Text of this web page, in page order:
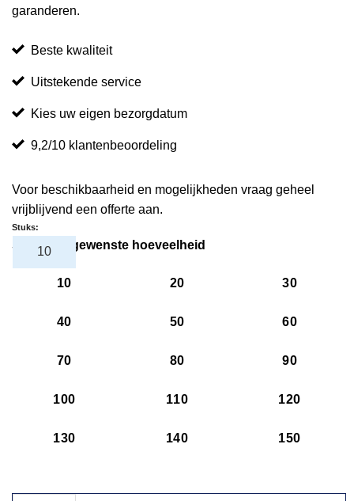
garanderen.
Beste kwaliteit
Uitstekende service
Kies uw eigen bezorgdatum
9,2/10 klantenbeoordeling
Voor beschikbaarheid en mogelijkheden vraag geheel
vrijblijvend een offerte aan.
Selecteer gewenste hoeveelheid
10 20 30
40 50 60
70 80 90
100 110 120
130 140 150
Stuks: